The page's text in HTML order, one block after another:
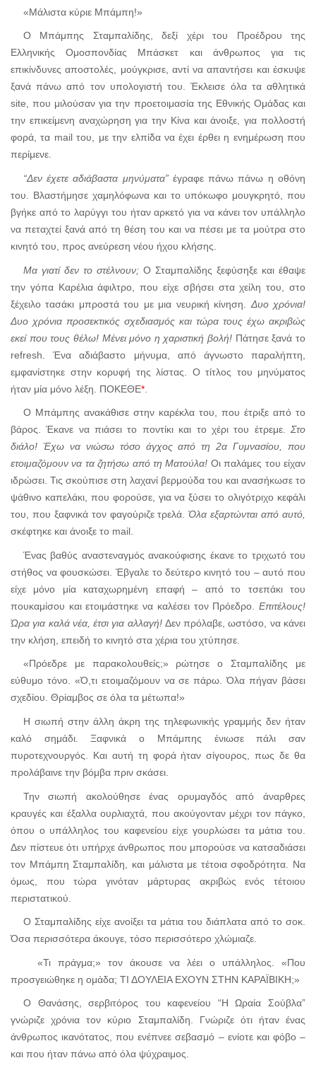
«Μάλιστα κύριε Μπάμπη!»
Ο Μπάμπης Σταμπαλίδης, δεξί χέρι του Προέδρου της
Ελληνικής Ομοσπονδίας Μπάσκετ και άνθρωπος για τις
επικίνδυνες αποστολές, μούγκρισε, αντί να απαντήσει και έσκυψε
ξανά πάνω από τον υπολογιστή του. Έκλεισε όλα τα αθλητικά
site,που μιλούσαν για την προετοιμασία της Εθνικής Ομάδας και
την επικείμενη αναχώρηση για την Κίνα και άνοιξε, για πολλοστή
φορά, τα mailτου, με την ελπίδα να έχει έρθει η ενημέρωση που
περίμενε.
“Δεν έχετε αδιάβαστα μηνύματα” έγραφε πάνω πάνω η οθόνη
του. Βλαστήμησε χαμηλόφωνα και το υπόκωφο μουγκρητό, που
βγήκε από το λαρύγγι του ήταν αρκετό για να κάνει τον υπάλληλο
να πεταχτεί ξανά από τη θέση του και να πέσει με τα μούτρα στο
κινητό του, προς ανεύρεση νέου ήχου κλήσης.
Μα γιατί δεν το στέλνουν; Ο Σταμπαλίδης ξεφύσηξε και έθαψε
την γόπα Καρέλια άφιλτρο, που είχε σβήσει στα χείλη του, στο
ξέχειλο τασάκι μπροστά του με μια νευρική κίνηση. Δυο χρόνια!
Δυο χρόνια προσεκτικός σχεδιασμός και τώρα τους έχω ακριβώς
εκεί που τους θέλω! Μένει μόνο η χαριστική βολή! Πάτησε ξανά το
refresh.Ένα αδιάβαστο μήνυμα, από άγνωστο παραλήπτη,
εμφανίστηκε στην κορυφή της λίστας. Ο τίτλος του μηνύματος
ήταν μία μόνο λέξη. ΠΟΚΕΘΕ*
Ο Μπάμπης ανακάθισε στην καρέκλα του, που έτριξε από το
βάρος. Έκανε να πιάσει το ποντίκι και το χέρι του έτρεμε. Στο
διάλο! Έχω να νιώσω τόσο άγχος από τη 2α Γυμνασίου, που
ετοιμαζόμουν να τα ζητήσω από τη Ματούλα! Οι παλάμες του είχαν
ιδρώσει. Τις σκούπισε στη λαχανί βερμούδα του και ανασήκωσε το
ψάθινο καπελάκι, που φορούσε, για να ξύσει το ολιγότριχο κεφάλι
του, που ξαφνικά τον φαγούριζε τρελά.Όλα εξαρτώνται από αυτό,
σκέφτηκε και άνοιξε το mail.
Ένας βαθύς αναστεναγμός ανακούφισης έκανε το τριχωτό του
στήθος να φουσκώσει. Έβγαλε το δεύτερο κινητό του – αυτό που
είχε μόνο μία καταχωρημένη επαφή – από το τσεπάκι του
πουκαμίσου και ετοιμάστηκε να καλέσει τον Πρόεδρο. Επιτέλους!
Ώρα για καλά νέα, έτσι για αλλαγή! Δεν πρόλαβε, ωστόσο, να κάνει
την κλήση, επειδή το κινητό στα χέρια του χτύπησε.
«Πρόεδρε με παρακολουθείς;» ρώτησε ο Σταμπαλίδης με
εύθυμο τόνο. «Ό,τι ετοιμαζόμουν να σε πάρω. Όλα πήγαν βάσει
σχεδίου. Θρίαμβος σε όλα τα μέτωπα!»
Η σιωπή στην άλλη άκρη της τηλεφωνικής γραμμής δεν ήταν
καλό σημάδι. Ξαφνικά ο Μπάμπης ένιωσε πάλι σαν
πυροτεχνουργός. Και αυτή τη φορά ήταν σίγουρος, πως δε θα
προλάβαινε την βόμβα πριν σκάσει.
Την σιωπή ακολούθησε ένας ορυμαγδός από άναρθρες
κραυγές και έξαλλα ουρλιαχτά, που ακούγονταν μέχρι τον πάγκο,
όπου ο υπάλληλος του καφενείου είχε γουρλώσει τα μάτια του.
Δεν πίστευε ότι υπήρχε άνθρωπος που μπορούσε να κατσαδιάσει
τον Μπάμπη Σταμπαλίδη, και μάλιστα με τέτοια σφοδρότητα. Να
όμως, που τώρα γινόταν μάρτυρας ακριβώς ενός τέτοιου
περιστατικού.
Ο Σταμπαλίδης είχε ανοίξει τα μάτια του διάπλατα από το σοκ.
Όσα περισσότερα άκουγε, τόσο περισσότερο χλώμιαζε.
«Τι πράγμα;» τον άκουσε να λέει ο υπάλληλος. «Που
προσγειώθηκε η ομάδα; ΤΙ ΔΟΥΛΕΙΑ ΕΧΟΥΝ ΣΤΗΝ ΚΑΡΑΪΒΙΚΗ;»
Ο Θανάσης, σερβιτόρος του καφενείου “Η Ωραία Σούβλα”
γνώριζε χρόνια τον κύριο Σταμπαλίδη. Γνώριζε ότι ήταν ένας
άνθρωπος ικανότατος, που ενέπνεε σεβασμό – ενίοτε και φόβο –
και που ήταν πάνω από όλα ψύχραιμος.